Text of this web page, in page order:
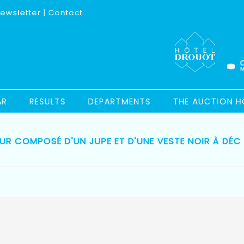
| Contact
RESULTS DEPARTMENTS THE AUCTION
COMPOSÉ D'UN JUPE ET D'UNE VESTE NOIR À